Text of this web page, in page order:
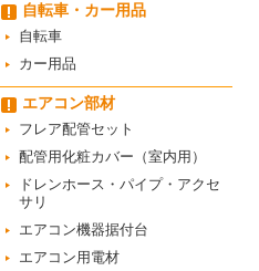
自転車・カー用品
自転車
カー用品
エアコン部材
フレア配管セット
配管用化粧カバー（室内用）
ドレンホース・パイプ・アクセ
サリ
エアコン機器据付台
エアコン用電材